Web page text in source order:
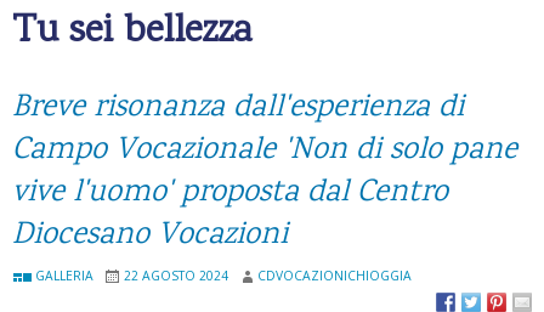
Tu sei bellezza
Breve risonanza dall'esperienza di
Campo Vocazionale 'Non di solo pane
vive l'uomo' proposta dal Centro
Diocesano Vocazioni
GALLERIA 22 AGOSTO 2024 CDVOCAZIONICHIOGGIA